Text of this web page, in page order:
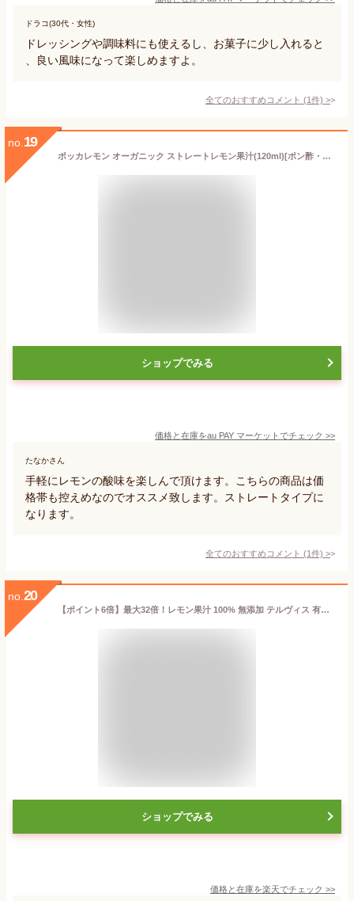
ドラコ(30代・女性)
ドレッシングや調味料にも使えるし、お菓子に少し入れると
、良い風味になって楽しめますよ。
全てのおすすめコメント (1件) >
no. 19
ポッカレモン オーガニック ストレートレモン果汁(120ml)[ポン酢・合わせ酢]
ショップでみる
価格と在庫をau PAY マーケット でチェック >>
たなかさん
手軽にレモンの酸味を楽しんで頂けます。こちらの商品は価
格帯も控えめなのでオススメ致します。ストレートタイプに
なります。
全てのおすすめコメント (1件) >
no. 20
【ポイント6倍】最大32倍！レモン果汁 100% 無添加 テルヴィス 有機レモン果汁 720ml 2本セット 送料無料
ショップでみる
価格と在庫を楽天でチェック >>